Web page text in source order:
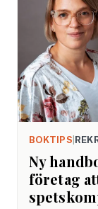
BOKTIPS
Ny
företag